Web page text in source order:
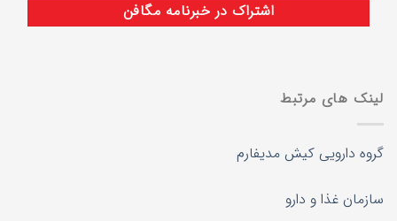
لینک های مرتبط
گروه دارویی کیش مدیفارم
سازمان غذا و دارو